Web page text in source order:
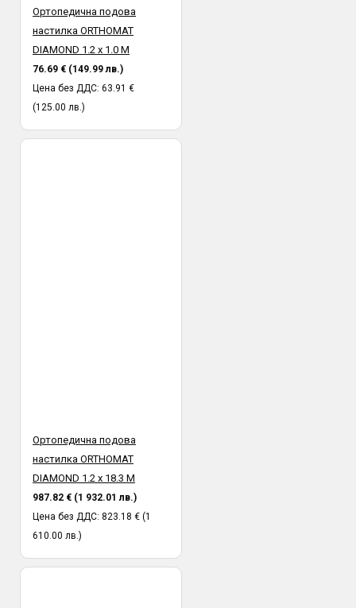
Ортопедична подова
настилка ORTHOMAT
DIAMOND 1.2 х 1.0 М
76.69 € (149.99 лв.)
Цена без ДДС: 63.91 €
(125.00 лв.)
Ортопедична подова
настилка ORTHOMAT
DIAMOND 1.2 х 18.3 М
987.82 € (1 932.01 лв.)
Цена без ДДС: 823.18 € (1
610.00 лв.)